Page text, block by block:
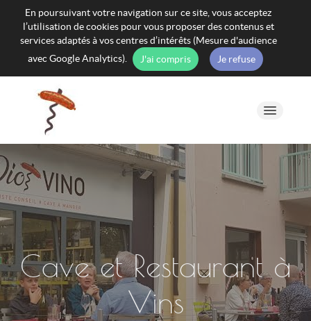
En poursuivant votre navigation sur ce site, vous acceptez
l’utilisation de cookies pour vous proposer des contenus et
services adaptés à vos centres d’intérêts (Mesure d'audience
avec Google Analytics).
J'ai compris Je refuse
Le Bar à Vins
Soirées dégustation / Privatisation
Commandez en ligne
Cave et Restaurant à
Vins